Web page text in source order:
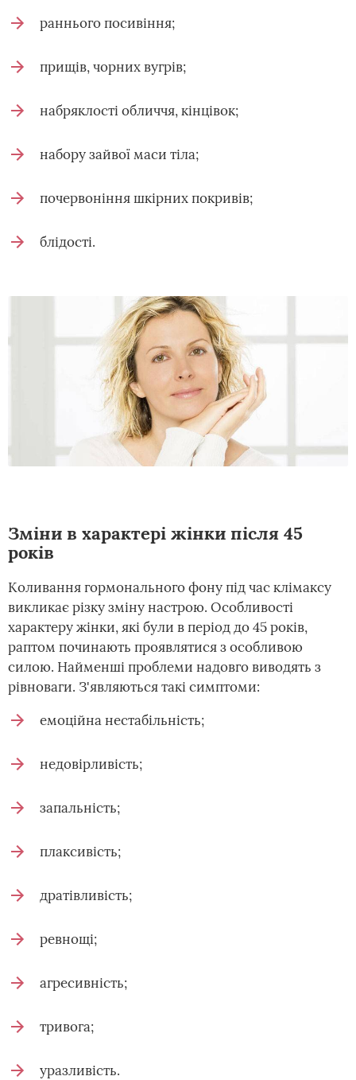
раннього посивіння;
прищів, чорних вугрів;
набряклості обличчя, кінцівок;
набору зайвої маси тіла;
почервоніння шкірних покривів;
блідості.
Зміни в характері жінки після 45
років
Коливання гормонального фону під час клімаксу
викликає різку зміну настрою. Особливості
характеру жінки, які були в період до 45 років,
раптом починають проявлятися з особливою
силою. Найменші проблеми надовго виводять з
рівноваги. З'являються такі симптоми:
емоційна нестабільність;
недовірливість;
запальність;
плаксивість;
дратівливість;
ревнощі;
агресивність;
тривога;
уразливість.